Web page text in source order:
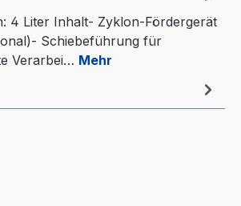
4 Liter Inhalt- Zyklon-Fördergerät
Schiebeführung für
Verarbei… Mehr